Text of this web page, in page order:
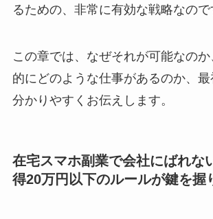
るための、非常に有効な戦略なので
この章では、なぜそれが可能なの
的にどのような仕事があるのか、最
分かりやすくお伝えします。
在宅スマホ副業で会社にばれな
得20万円以下のルールが鍵を握